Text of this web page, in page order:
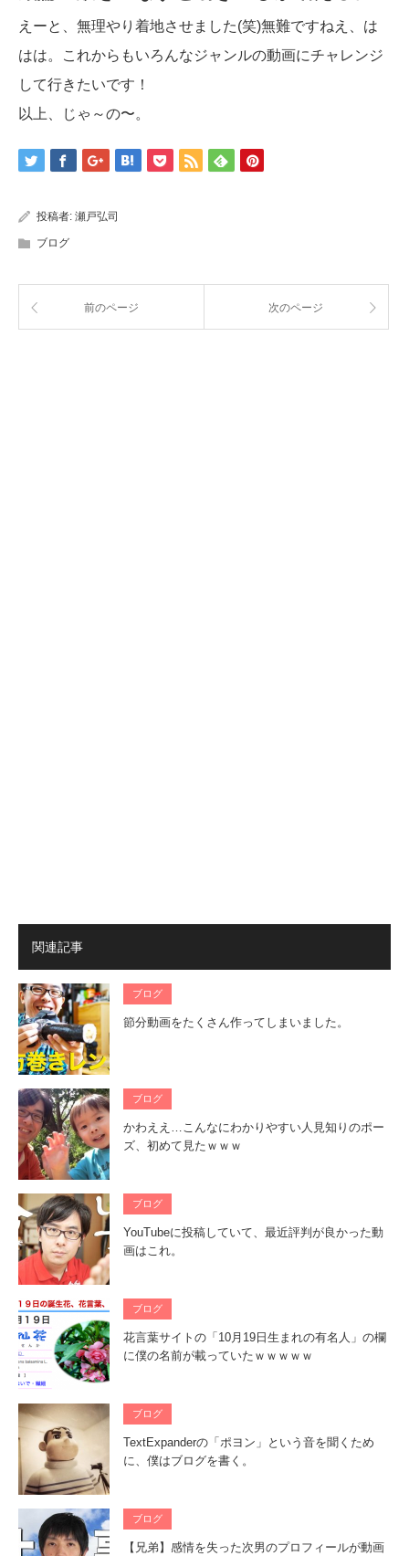
えーと、無理やり着地させました(笑)無難ですねえ、は
はは。これからもいろんなジャンルの動画にチャレンジ
して行きたいです！
以上、じゃ～の〜。
投稿者: 瀬戸弘司
ブログ
前のページ 次のページ
関連記事
ブログ
節分動画をたくさん作ってしまいました。
ブログ
かわええ…こんなにわかりやすい人見知りのポー
ズ、初めて見たｗｗｗ
ブログ
YouTubeに投稿していて、最近評判が良かった動
画はこれ。
ブログ
花言葉サイトの「10月19日生まれの有名人」の欄
に僕の名前が載っていたｗｗｗｗｗ
ブログ
TextExpanderの「ポヨン」という音を聞くため
に、僕はブログを書く。
ブログ
【兄弟】感情を失った次男のプロフィールが動画